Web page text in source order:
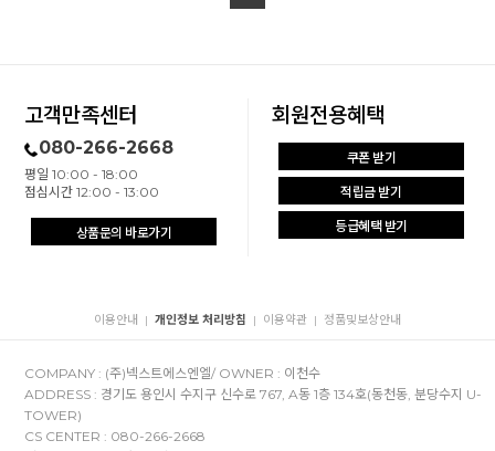
고객만족센터
080-266-2668
평일 10:00 - 18:00
점심시간 12:00 - 13:00
상품문의 바로가기
회원전용혜택
쿠폰 받기
적립금 받기
등급혜택 받기
이용안내 | 개인정보 처리방침 | 이용약관 | 정품및보상안내
COMPANY : (주)넥스트에스엔엘/ OWNER : 이천수
ADDRESS : 경기도 용인시 수지구 신수로 767, A동 1층 134호(동천동, 분당수지 U-
TOWER)
CS CENTER : 080-266-2668